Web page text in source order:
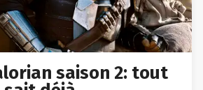
saison 2: tout